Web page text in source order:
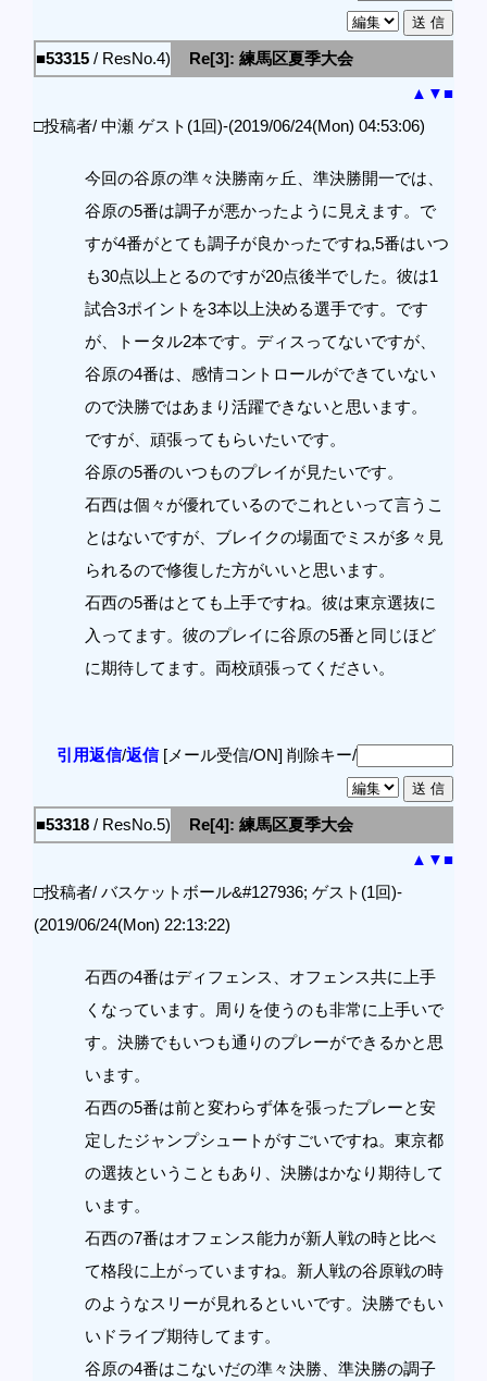
■53315 / ResNo.4)
Re[3]: 練馬区夏季大会
▲ ▼■
□投稿者/ 中瀬 ゲスト(1回)-(2019/06/24(Mon) 04:53:06)
今回の谷原の準々決勝南ヶ丘、準決勝開一では、
谷原の5番は調子が悪かったように見えます。で
すが4番がとても調子が良かったですね,5番はいつ
も30点以上とるのですが20点後半でした。彼は1
試合3ポイントを3本以上決める選手です。です
が、トータル2本です。ディスってないですが、
谷原の4番は、感情コントロールができていない
ので決勝ではあまり活躍できないと思います。
ですが、頑張ってもらいたいです。
谷原の5番のいつものプレイが見たいです。
石西は個々が優れているのでこれといって言うこ
とはないですが、ブレイクの場面でミスが多々見
られるので修復した方がいいと思います。
石西の5番はとても上手ですね。彼は東京選抜に
入ってます。彼のプレイに谷原の5番と同じほど
に期待してます。両校頑張ってください。
引用返信/返信[メール受信/ON] 削除キー/
■53318 / ResNo.5)
Re[4]: 練馬区夏季大会
▲ ▼■
□投稿者/ バスケットボール&#127936; ゲスト(1回)-
(2019/06/24(Mon) 22:13:22)
石西の4番はディフェンス、オフェンス共に上手
くなっています。周りを使うのも非常に上手いで
す。決勝でもいつも通りのプレーができるかと思
います。
石西の5番は前と変わらず体を張ったプレーと安
定したジャンプシュートがすごいですね。東京都
の選抜ということもあり、決勝はかなり期待して
います。
石西の7番はオフェンス能力が新人戦の時と比べ
て格段に上がっていますね。新人戦の谷原戦の時
のようなスリーが見れるといいです。決勝でもい
いドライブ期待してます。
谷原の4番はこないだの準々決勝、準決勝の調子